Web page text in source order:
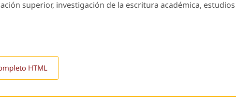
superior, investigación de la escritura académica, estudios
HTML